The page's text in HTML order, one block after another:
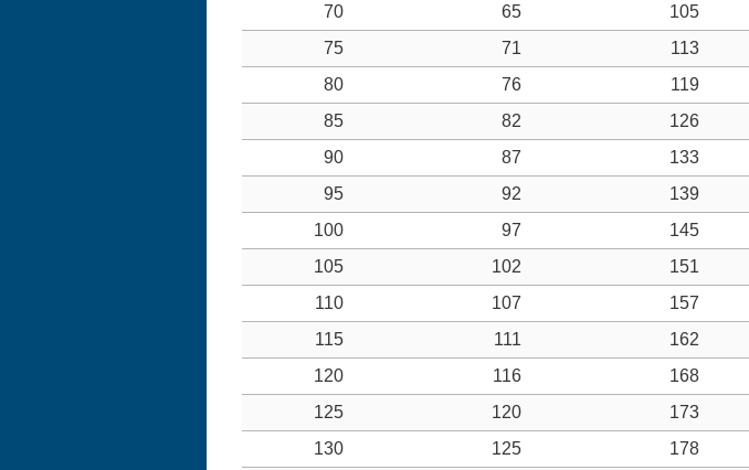
70
65 105
75
71 113
80
76 119
85
82 126
90
87 133
95
92 139
100
97 145
105
102 151
110
107 157
115
111 162
120
116 168
125
120 173
130
125 178